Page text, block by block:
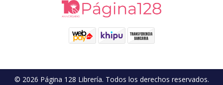
© 2026 Página 128 Librería. Todos los derechos reservados.